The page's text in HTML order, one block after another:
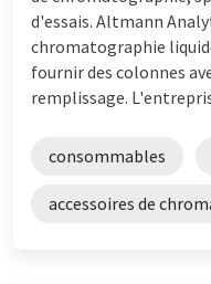
d'essais. Altmann
chromatographie
fournir des colonnes
remplissage.
consommables
accessoires de